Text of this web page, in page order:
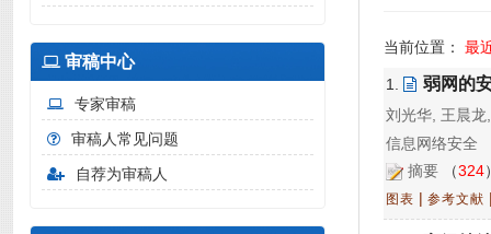
当前位置： 最
1. 弱网的
刘光华, 王晨龙
信息网络安全
摘要 （324
图表 | 参考文献
审稿中心
专家审稿
审稿人常见问题
自荐为审稿人